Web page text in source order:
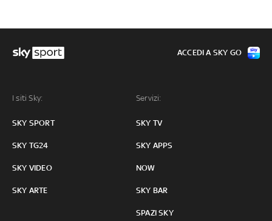
I siti Sky:
SKY SPORT
SKY TG24
SKY VIDEO
SKY ARTE
Servizi:
SKY TV
SKY APPS
NOW
SKY BAR
SPAZI SKY
ACCEDI A SKY GO